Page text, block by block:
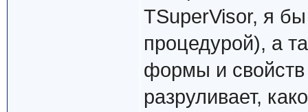
TSuperVisor, я
процедурой), а
формы и свойств
разруливает,